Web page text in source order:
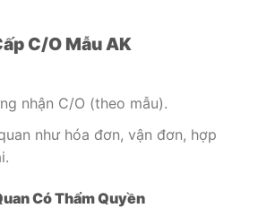
C/O Mẫu AK
nhận C/O (theo mẫu).
như hóa đơn, vận đơn, hợp
Có Thẩm Quyền